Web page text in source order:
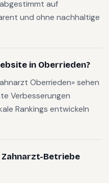
auf
und ohne nachhaltige
in Oberrieden?
Oberrieden» sehen
Verbesserungen
Rankings entwickeln
Betriebe